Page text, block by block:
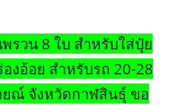
รวน 8 ใบ สำหรับใส่ปุ๋ย
งอ้อย สำหรับรถ 20-28
ยณ์ จังหวัดกาฬสินธุ์ ขอ